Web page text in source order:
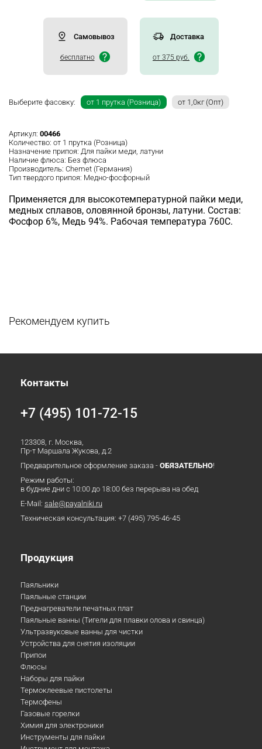
Самовывоз
бесплатно
Доставка
от 375 руб.
Выберите фасовку: от 1 прутка (Розница) от 1,0кг (Опт)
Артикул: 00466
Количество: от 1 прутка (Розница)
Назначение припоя: Для пайки меди, латуни
Наличие флюса: Без флюса
Производитель: Chemet (Германия)
Тип твердого припоя: Медно-фосфорный
Применяется для высокотемпературной пайки меди,
медных сплавов, оловянной бронзы, латуни. Состав:
Фосфор 6%, Медь 94%. Рабочая температура 760С.
Рекомендуем купить
Контакты
+7 (495) 101-72-15
123308, г. Москва,
Пр-т Маршала Жукова, д.2
Предварительное оформление заказа - ОБЯЗАТЕЛЬНО!
Режим работы:
в будние дни с 10:00 до 18:00 без перерыва на обед
E-Mail: sale@payalniki.ru
Техническая консультация: +7 (495) 795-46-45
Продукция
Паяльники
Паяльные станции
Преднагреватели печатных плат
Паяльные ванны (Тигели для плавки олова и свинца)
Ультразвуковые ванны для чистки
Устройства для снятия изоляции
Припои
Флюсы
Наборы для пайки
Термоклеевые пистолеты
Термофены
Газовые горелки
Химия для электроники
Инструменты для пайки